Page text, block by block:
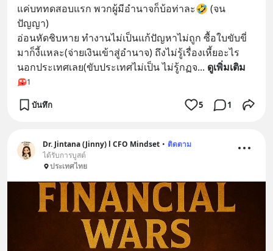
แค่บททดสอบแรก พวกผู้มีอำนาจก็บ้อท่าละ🤣 (จน
ปัญญา)
อ่อนหัดชิบหาย ทำงานไม่เป็นแก้ปัญหาไม่ถูก ซื้อใบขับขี่
มาก็งี้แหละ(จ่ายเงินเข้าสู่อำนาจ) ถึงไม่รู้เรื่องเหี้ยอะไร
นอกประเทศเลย(ขับประเทศไม่เป็น ไม่รู้กฏจ... ดูเพิ่มเติม
1
บันทึก 5 1
Dr. Jintana (Jinny) l CFO Mindset • ติดตาม
ได้รับการบูสต์
ประเทศไทย